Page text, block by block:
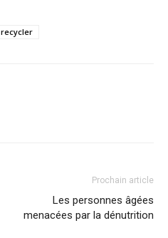
recycler
Prochain article
Les personnes âgées
menacées par la dénutrition